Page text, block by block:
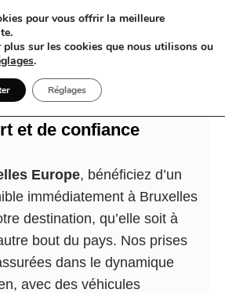
: quand chaque
et de confiance
Europe, bénéficiez d’un
immédiatement à Bruxelles
destination, qu’elle soit à
bout du pays. Nos prises
dans le dynamique
avec des véhicules
pour vous offrir la meilleure
plus sur les cookies que nous utilisons ou
.
Réglages